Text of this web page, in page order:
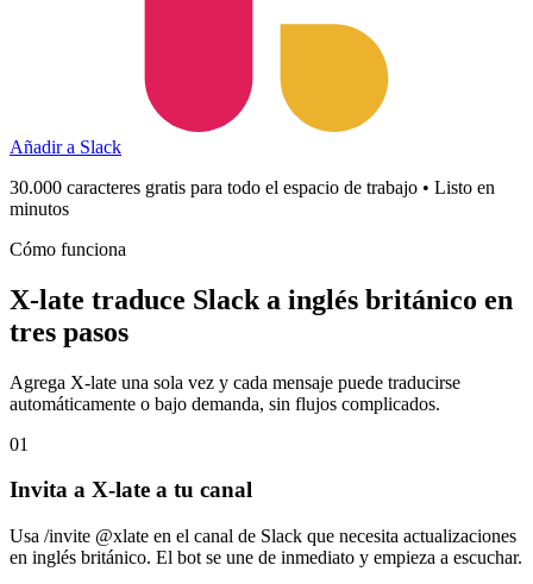
Añadir a Slack
30.000 caracteres gratis para todo el espacio de trabajo • Listo en
minutos
Cómo funciona
X-late traduce Slack a inglés británico en
tres pasos
Agrega X-late una sola vez y cada mensaje puede traducirse
automáticamente o bajo demanda, sin flujos complicados.
01
Invita a X-late a tu canal
Usa /invite @xlate en el canal de Slack que necesita actualizaciones
en inglés británico. El bot se une de inmediato y empieza a escuchar.